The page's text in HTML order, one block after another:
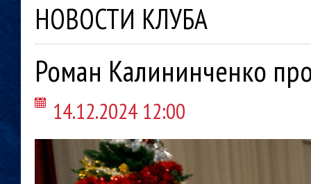
НОВОСТИ КЛУБА
Роман Калининченко
14.12.2024 12:00